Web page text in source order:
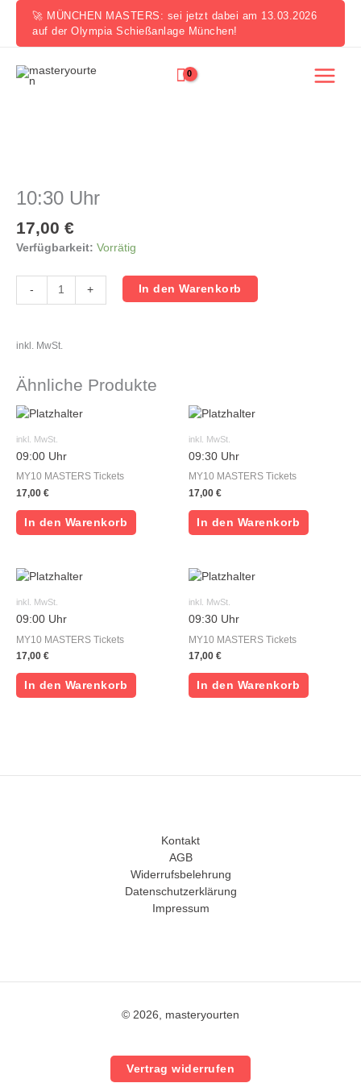
springen
🚀 MÜNCHEN MASTERS: sei jetzt dabei am 13.03.2026
auf der Olympia Schießanlage München!
10:30 Uhr
17,00 €
Verfügbarkeit: Vorrätig
-
Menge
+ In den Warenkorb
inkl. MwSt.
Ähnliche Produkte
inkl. MwSt.
09:00 Uhr
MY10 MASTERS Tickets
17,00 €
In den Warenkorb
inkl. MwSt.
09:30 Uhr
MY10 MASTERS Tickets
17,00 €
In den Warenkorb
inkl. MwSt.
09:00 Uhr
MY10 MASTERS Tickets
17,00 €
In den Warenkorb
inkl. MwSt.
09:30 Uhr
MY10 MASTERS Tickets
17,00 €
In den Warenkorb
Kontakt
AGB
Widerrufsbelehrung
Datenschutzerklärung
Impressum
© 2026, masteryourten
Vertrag widerrufen